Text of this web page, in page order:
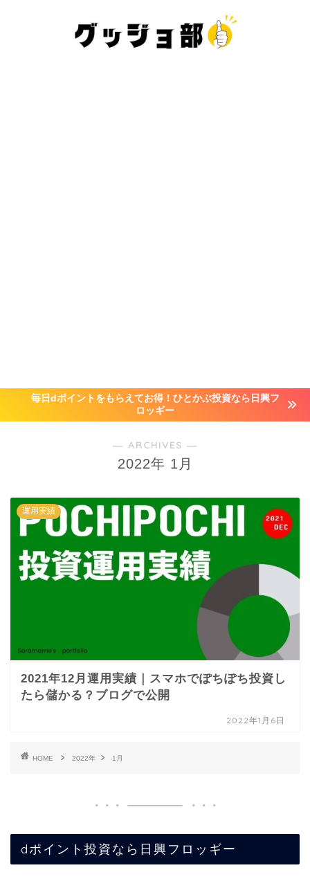
毎日dポイントをもらえてお得！ひとかぶ投資なら日興フ
ロッギー
― ARCHIVES ―
2022年 1月
運用実績
2021年12月運用実績｜スマホでぽちぽち投資し
たら儲かる？ブログで公開
2022年1月6日
HOME 2022年 1月
dポイント投資なら日興フロッギー